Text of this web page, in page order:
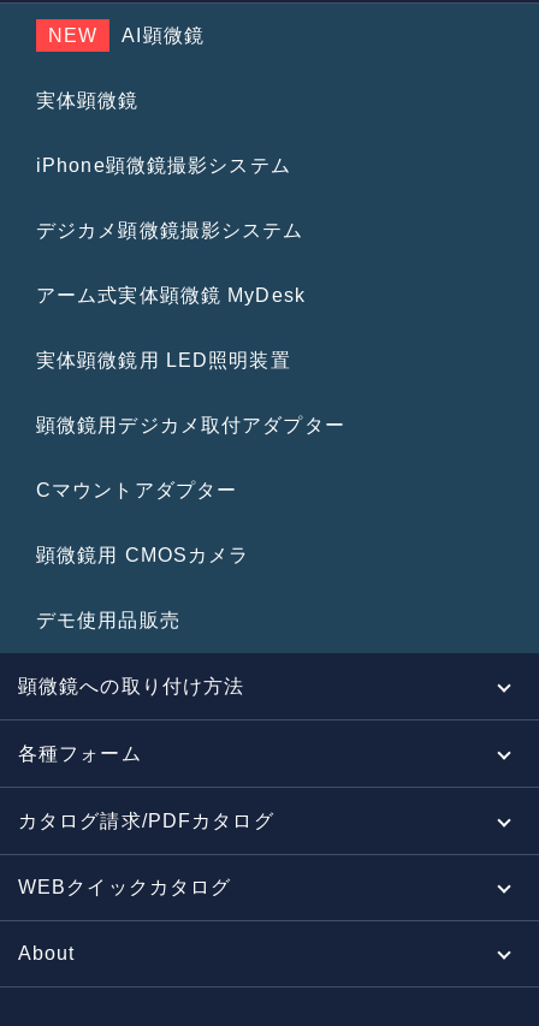
NEW AI顕微鏡
実体顕微鏡
iPhone顕微鏡撮影システム
デジカメ顕微鏡撮影システム
アーム式実体顕微鏡 MyDesk
実体顕微鏡用 LED照明装置
顕微鏡用デジカメ取付アダプター
Cマウントアダプター
顕微鏡用 CMOSカメラ
デモ使用品販売
顕微鏡への取り付け方法
各種フォーム
カタログ請求/PDFカタログ
WEBクイックカタログ
About